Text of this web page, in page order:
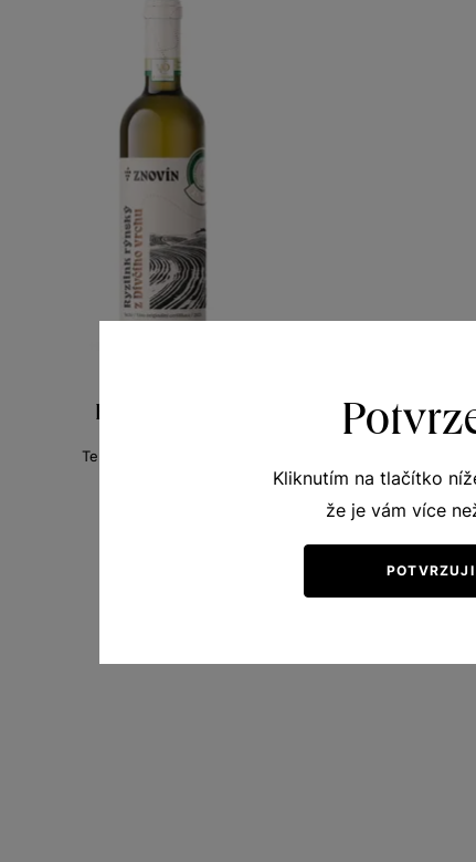
Ryzlink rýnský
Terroir - toulky vinicemi
Kliknutím na tlačítko
že je vám více
POTVRZUJI